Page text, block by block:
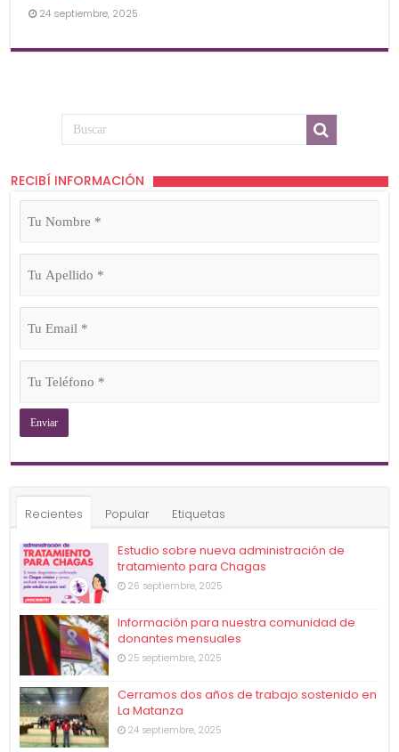
24 septiembre, 2025
RECIBÍ INFORMACIÓN
Tu
Nombre
Tu
Apellido
Tu
Email
Tu
Teléfono
Recientes Popular Etiquetas
Estudio sobre nueva administración de
tratamiento para Chagas
26 septiembre, 2025
Información para nuestra comunidad de
donantes mensuales
25 septiembre, 2025
Cerramos dos años de trabajo sostenido en
La Matanza
24 septiembre, 2025